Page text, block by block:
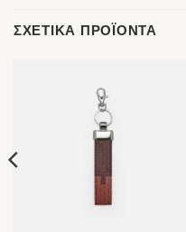
ΣΧΕΤΙΚΆ ΠΡΟΪΌΝΤΑ